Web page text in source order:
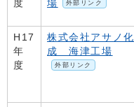
度
場
外部リンク
H17
年
度
株式会社アサノ化
成 海津工場
外部リンク